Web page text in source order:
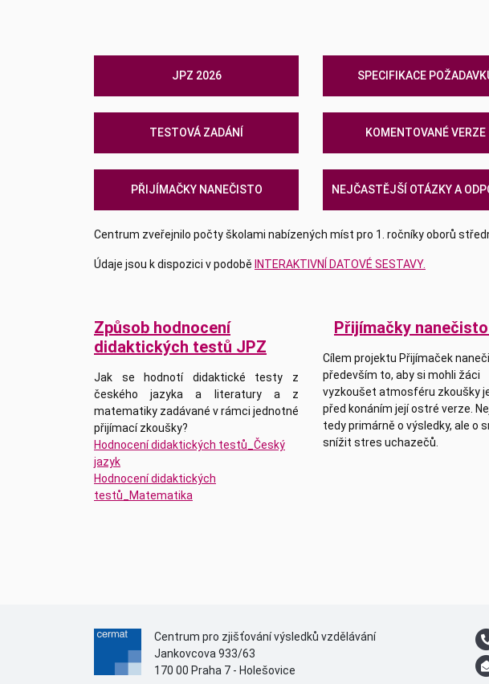
JPZ 2026 SPECIFIKACE
TESTOVÁ ZADÁNÍ KOMENTOVANÉ VERZE
PŘIJÍMAČKY NANEČISTO NEJČASTĚJŠÍ OTÁZKY A
Centrum zveřejnilo počty školami nabízených míst pro 1. ročníky oborů
Údaje jsou k dispozici v podobě INTERAKTIVNÍ DATOVÉ SESTAVY.
Způsob hodnocení
didaktických testů JPZ
Jak se hodnotí didaktické testy z
českého jazyka a literatury a z
matematiky zadávané v rámci jednotné
přijímací zkoušky?
Hodnocení didaktických testů_Český
jazyk
Hodnocení didaktických
testů_Matematika
Přijímačky
Cílem projektu Přijímaček
především to, aby si mohli žáci
vyzkoušet atmosféru zkoušky
před konáním její ostré verze.
tedy primárně o výsledky, ale o
snížit stres uchazečů.
Centrum pro zjišťování výsledků vzdělávání
Jankovcova 933/63
170 00 Praha 7 - Holešovice